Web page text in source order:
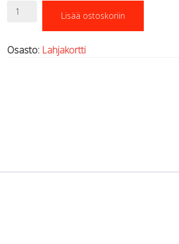
Lahjakortti
määrä
Lisää ostoskoriin
Osasto: Lahjakortti